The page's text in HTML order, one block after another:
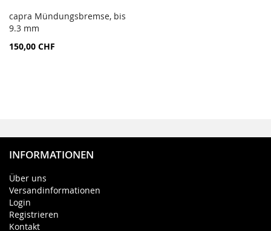
Ajouter au panier
capra Mündungsbremse, bis
9.3 mm
150,00 CHF
INFORMATIONEN
Über uns
Versandinformationen
Login
Registrieren
Kontakt